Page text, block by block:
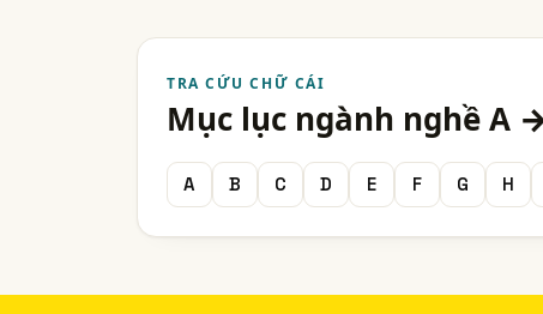
TRA CỨU CHỮ CÁI
Mục lục ngành nghề A
A B C D E F G H